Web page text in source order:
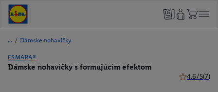
/ Dámske nohavičky
ESMARA®
Dámske nohavičky s formujúcim efektom
4.6/5(7)